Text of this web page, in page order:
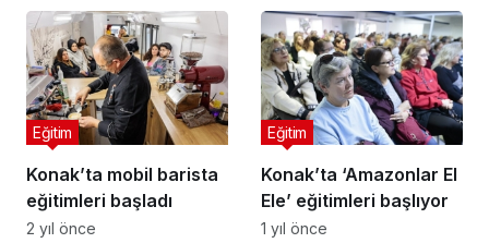
Konak’ta mobil barista
eğitimleri başladı
Eğitim
2 yıl önce
Konak’ta ‘Amazonlar El
Ele’ eğitimleri başlıyor
Eğitim
1 yıl önce